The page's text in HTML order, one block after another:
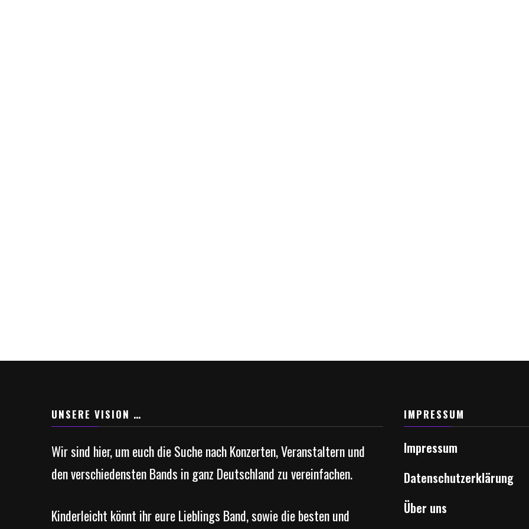
UNSERE VISION …
Wir sind hier, um euch die Suche nach Konzerten, Veranstaltern und
den verschiedensten Bands in ganz Deutschland zu vereinfachen.
Kinderleicht könnt ihr eure Lieblings Band, sowie die besten und
IMPRESSUM
Impressum
Datenschutzerklärung
Über uns